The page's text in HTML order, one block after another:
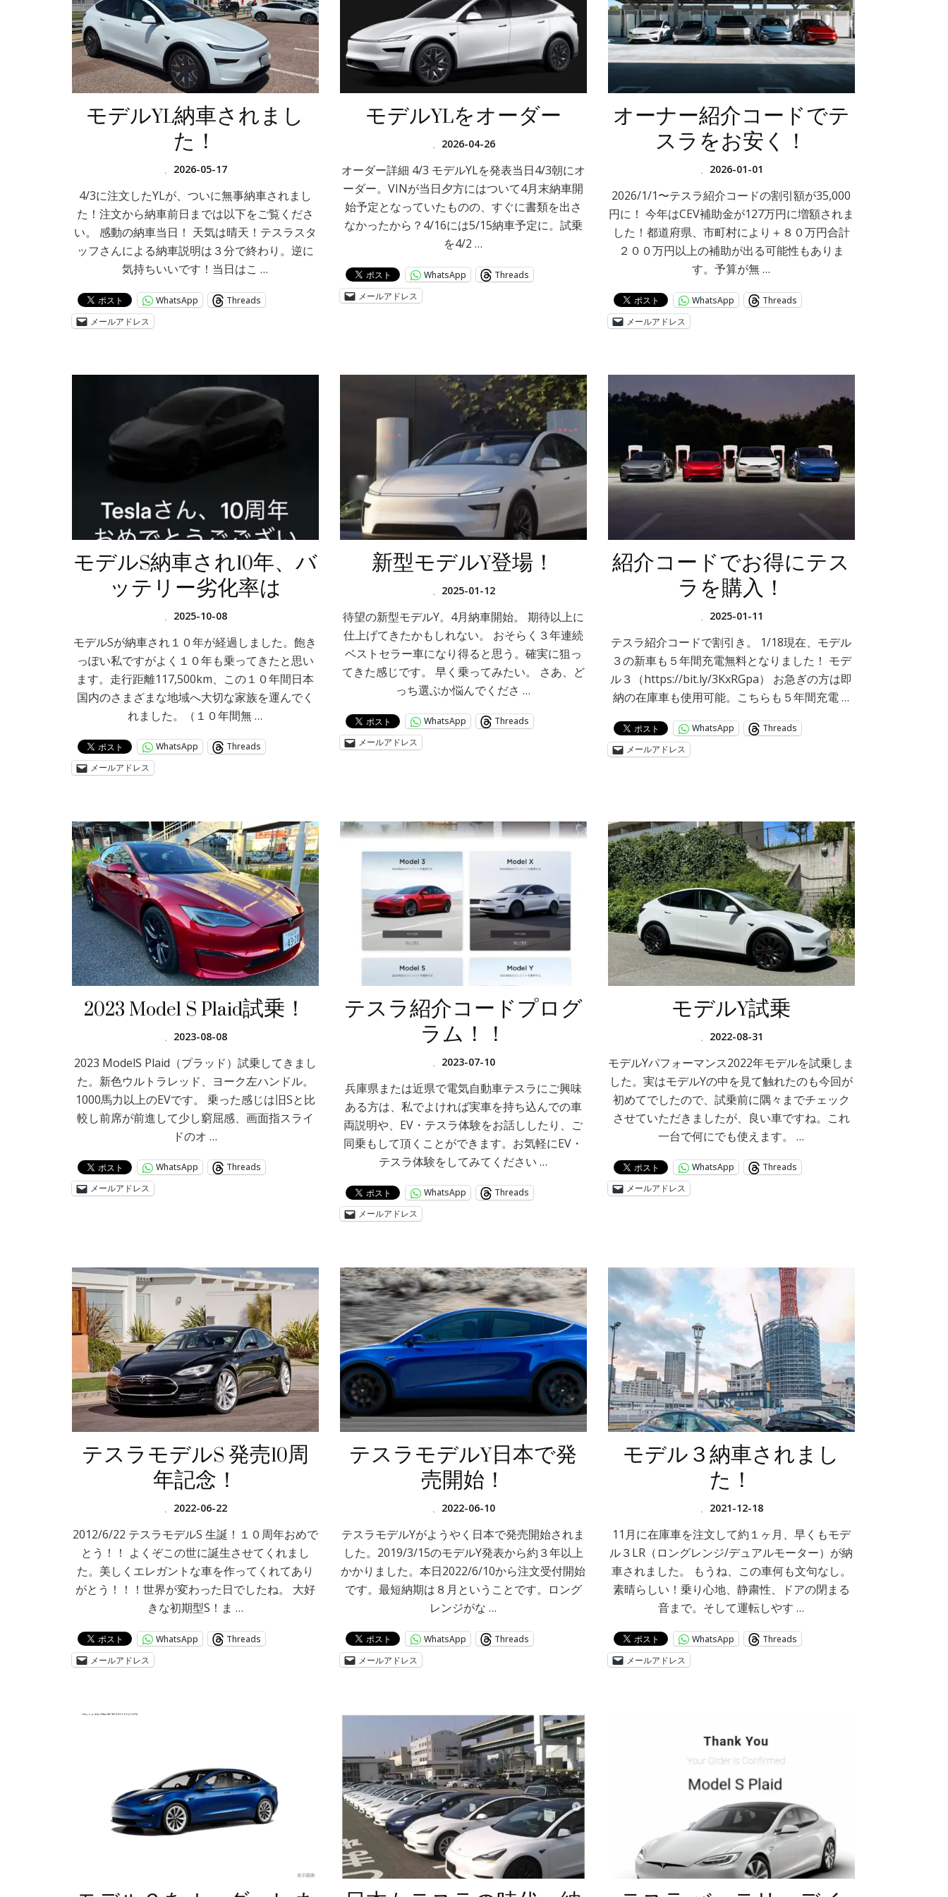
モデルYL納車されまし
た！
、 2026-05-17
4/3に注文したYLが、ついに無事納車されまし
た！注文から納車前日までは以下をご覧くださ
い。 感動の納車当日！ 天気は晴天！テスラスタ
ッフさんによる納車説明は３分で終わり。逆に
気持ちいいです！当日はこ …
WhatsApp
Threads
メールアドレス
モデルYLをオーダー
、 2026-04-26
オーダー詳細 4/3 モデルYLを発表当日4/3朝にオ
ーダー。VINが当日夕方にはついて4月末納車開
始予定となっていたものの、すぐに書類を出さ
なかったから？4/16には5/15納車予定に。試乗
を4/2 …
WhatsApp
Threads
メールアドレス
オーナー紹介コードでテ
スラをお安く！
、 2026-01-01
2026/1/1〜テスラ紹介コードの割引額が35,000
円に！ 今年はCEV補助金が127万円に増額されま
した！都道府県、市町村により＋８０万円合計
２００万円以上の補助が出る可能性もありま
す。予算が無 …
WhatsApp
Threads
メールアドレス
モデルS納車され10年、バ
ッテリー劣化率は
2025-10-08
モデルSが納車され１０年が経過しました。飽き
っぽい私ですがよく１０年も乗ってきたと思い
ます。走行距離117,500km、この１０年間日本
国内のさまざまな地域へ大切な家族を運んでく
れました。（１０年間無 …
WhatsApp
Threads
メールアドレス
新型モデルY登場！
2025-01-12
待望の新型モデルY。4月納車開始。 期待以上に
仕上げてきたかもしれない。 おそらく３年連続
ベストセラー車になり得ると思う。確実に狙っ
てきた感じです。 早く乗ってみたい。 さあ、ど
っち選ぶか悩んでくださ …
WhatsApp
Threads
メールアドレス
紹介コードでお得にテス
ラを購入！
2025-01-11
テスラ紹介コードで割引き。 1/18現在、モデル
３の新車も５年間充電無料となりました！ モデ
ル３（https://bit.ly/3KxRGpa） お急ぎの方は即
納の在庫車も使用可能。こちらも５年間充電 …
WhatsApp
Threads
メールアドレス
2023 Model S Plaid試乗！
、 2023-08-08
2023 ModelS Plaid（プラッド）試乗してきまし
た。新色ウルトラレッド、ヨーク左ハンドル。
1000馬力以上のEVです。 乗った感じは旧Sと比
較し前席が前進して少し窮屈感、画面指スライ
ドのオ …
WhatsApp
Threads
メールアドレス
テスラ紹介コードプログ
ラム！！
、 2023-07-10
兵庫県または近県で電気自動車テスラにご興味
ある方は、私でよければ実車を持ち込んでの車
両説明や、EV・テスラ体験をお話ししたり、ご
同乗もして頂くことができます。お気軽にEV・
テスラ体験をしてみてください …
WhatsApp
Threads
メールアドレス
モデルY試乗
、 2022-08-31
モデルYパフォーマンス2022年モデルを試乗しま
した。実はモデルYの中を見て触れたのも今回が
初めてでしたので、試乗前に隅々までチェック
させていただきましたが、良い車ですね。これ
一台で何にでも使えます。 …
WhatsApp
Threads
メールアドレス
テスラモデルS 発売10周
年記念！
、 2022-06-22
2012/6/22 テスラモデルS 生誕！１０周年おめで
とう！！ よくぞこの世に誕生させてくれまし
た。美しくエレガントな車を作ってくれてあり
がとう！！！世界が変わった日でしたね。 大好
きな初期型S！ま …
WhatsApp
Threads
メールアドレス
テスラモデルY日本で発
売開始！
、 2022-06-10
テスラモデルYがようやく日本で発売開始されま
した。2019/3/15のモデルY発表から約３年以上
かかりました。本日2022/6/10から注文受付開始
です。最短納期は８月ということです。ロング
レンジがな …
WhatsApp
Threads
メールアドレス
モデル３納車されまし
た！
、 2021-12-18
11月に在庫車を注文して約１ヶ月、早くもモデ
ル３LR（ロングレンジ/デュアルモーター）が納
車されました。 もうね、この車何も文句なし。
素晴らしい！乗り心地、静粛性、ドアの閉まる
音まで。そして運転しやす …
WhatsApp
Threads
メールアドレス